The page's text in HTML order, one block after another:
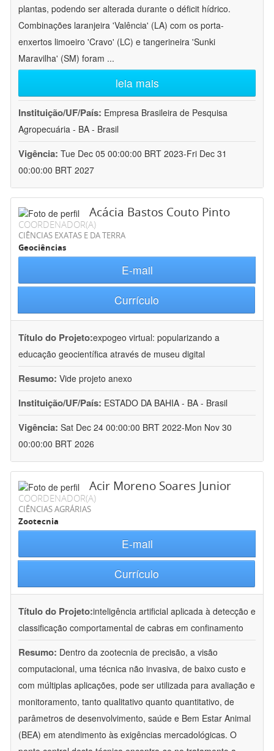
plantas, podendo ser alterada durante o déficit hídrico.
Combinações laranjeira 'Valência' (LA) com os porta-
enxertos limoeiro 'Cravo' (LC) e tangerineira 'Sunki
Maravilha' (SM) foram ...
leia mais
Instituição/UF/País: Empresa Brasileira de Pesquisa
Agropecuária - BA - Brasil
Vigência: Tue Dec 05 00:00:00 BRT 2023-Fri Dec 31
00:00:00 BRT 2027
Acácia Bastos Couto Pinto
COORDENADOR(A)
CIÊNCIAS EXATAS E DA TERRA
Geociências
E-mail
Currículo
Título do Projeto:expogeo virtual: popularizando a
educação geocientífica através de museu digital
Resumo: Vide projeto anexo
Instituição/UF/País: ESTADO DA BAHIA - BA - Brasil
Vigência: Sat Dec 24 00:00:00 BRT 2022-Mon Nov 30
00:00:00 BRT 2026
Acir Moreno Soares Junior
COORDENADOR(A)
CIÊNCIAS AGRÁRIAS
Zootecnia
E-mail
Currículo
Título do Projeto:inteligência artificial aplicada à detecção e
classificação comportamental de cabras em confinamento
Resumo: Dentro da zootecnia de precisão, a visão
computacional, uma técnica não invasiva, de baixo custo e
com múltiplas aplicações, pode ser utilizada para avaliação e
monitoramento, tanto qualitativo quanto quantitativo, de
parâmetros de desenvolvimento, saúde e Bem Estar Animal
(BEA) em atendimento às exigências mercadológicas. O